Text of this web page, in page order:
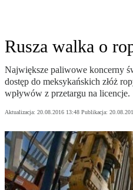
Rusza walka o
Największe paliwowe koncerny
dostęp do meksykańskich złóż
wpływów z przetargu na licencje.
Aktualizacja: 20.08.2016 13:48 Publikacja: